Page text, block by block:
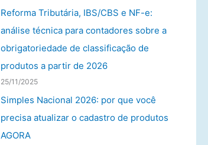
Reforma Tributária, IBS/CBS e NF-e:
análise técnica para contadores sobre a
obrigatoriedade de classificação de
produtos a partir de 2026
25/11/2025
Simples Nacional 2026: por que você
precisa atualizar o cadastro de produtos
AGORA